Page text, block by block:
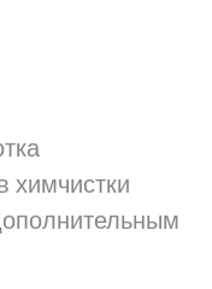
химчистки